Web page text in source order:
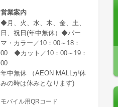
営業案内
◆月、火、水、木、金、土、
日、祝日(年中無休）◆パー
マ・カラー／10：00～18：
00 ◆カット／10：00～19：
00
年中無休 （AEON MALLが休
みの時は休みとなります)
モバイル用QRコード